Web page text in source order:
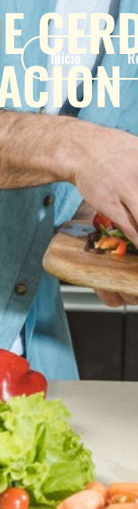
Inicio